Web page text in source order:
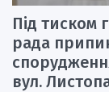
Під тиском
рада
вул.